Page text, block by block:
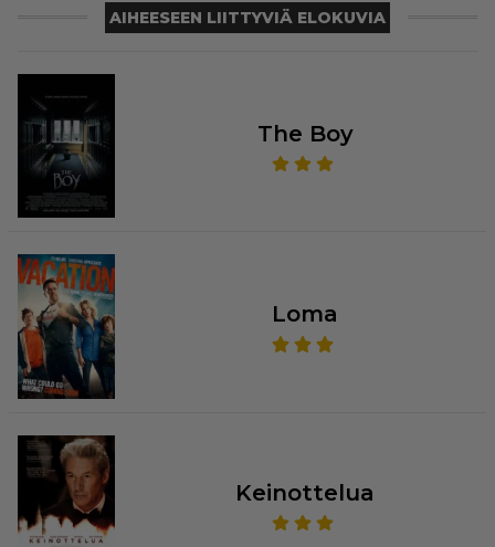
AIHEESEEN LIITTYVIÄ ELOKUVIA
The Boy
Loma
Keinottelua